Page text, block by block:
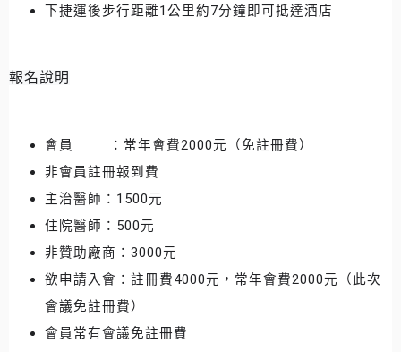
下捷運後步行距離1公里約7分鐘即可抵達酒店
報名說明
會員 ：常年會費2000元（免註冊費）
非會員註冊報到費
主治醫師：1500元
住院醫師：500元
非贊助廠商：3000元
欲申請入會：註冊費4000元，常年會費2000元（此次
會議免註冊費）
會員常有會議免註冊費